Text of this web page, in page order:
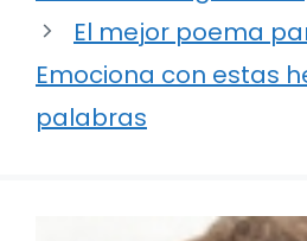
El mejor poema
Emociona con estas
palabras